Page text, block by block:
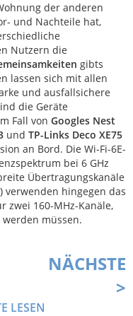
der anderen
und Nachteile hat,
Nutzern die
gibts
lassen sich mit allen
und ausfallsichere
die Geräte
Fall von Googles Nest
und TP-Links Deco XE75
an Bord. Die Wi-Fi-6E-
bei 6 GHz
Übertragungskanäle
verwenden hingegen das
zwei 160-MHz-Kanäle,
müssen.
NÄCHSTE
>
LESEN